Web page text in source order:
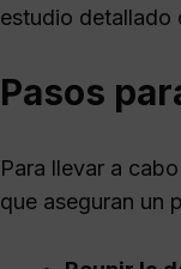
estudio detallado
Pasos
Para llevar a
que aseguran un